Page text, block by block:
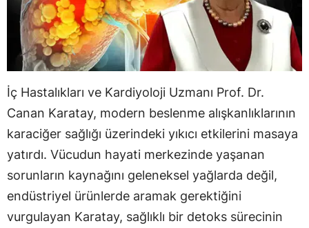
İç Hastalıkları ve Kardiyoloji Uzmanı Prof. Dr.
Canan Karatay, modern beslenme alışkanlıklarının
karaciğer sağlığı üzerindeki yıkıcı etkilerini masaya
yatırdı. Vücudun hayati merkezinde yaşanan
sorunların kaynağını geleneksel yağlarda değil,
endüstriyel ürünlerde aramak gerektiğini
vurgulayan Karatay, sağlıklı bir detoks sürecinin